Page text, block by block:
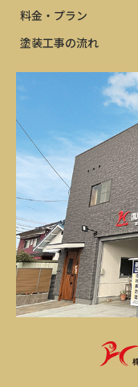
料金・プラン
塗装工事の流れ